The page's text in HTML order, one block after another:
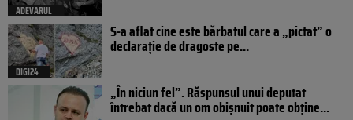
ADEVARUL
DIGI24
S-a aflat cine este bărbatul care a „pictat” o
declarație de dragoste pe...
„În niciun fel”. Răspunsul unui deputat
întrebat dacă un om obișnuit poate obține...